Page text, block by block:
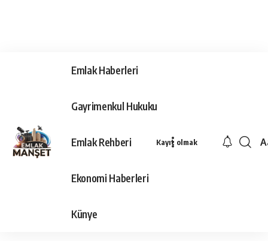
Emlak Haberleri
Gayrimenkul Hukuku
Emlak Rehberi
Ekonomi Haberleri
Künye
Kayıt olmak